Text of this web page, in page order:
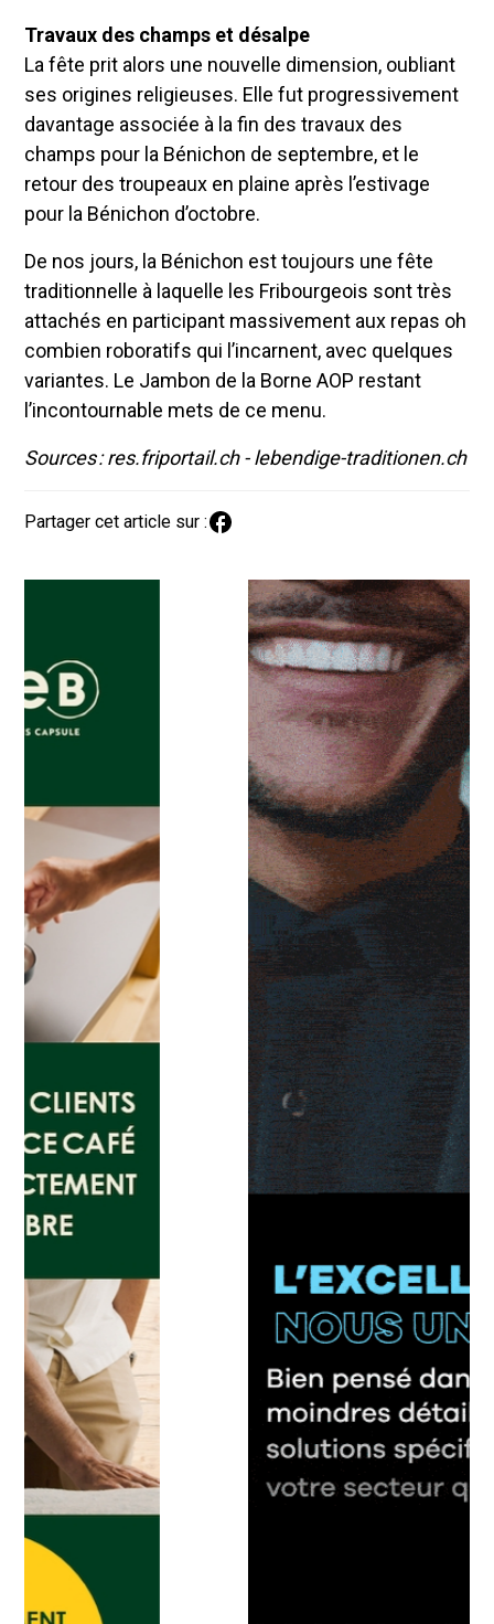
Travaux des champs et désalpe
La fête prit alors une nouvelle dimension, oubliant
ses origines religieuses. Elle fut progressivement
davantage associée à la fin des travaux des
champs pour la Bénichon de septembre, et le
retour des troupeaux en plaine après l’estivage
pour la Bénichon d’octobre.
De nos jours, la Bénichon est toujours une fête
traditionnelle à laquelle les Fribourgeois sont très
attachés en participant massivement aux repas oh
combien roboratifs qui l’incarnent, avec quelques
variantes. Le Jambon de la Borne AOP restant
l’incontournable mets de ce menu.
Sources : res.friportail.ch - lebendige-traditionen.ch
Partager cet article sur :